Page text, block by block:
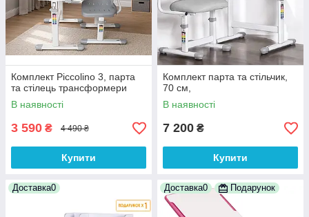
Комплект Piccolino 3, парта
та стілець трансформери
В наявності
3 590 ₴ 4 490 ₴
Купити
Комплект парта та стільчик,
70 см,
В наявності
7 200 ₴
Купити
Доставка0 Доставка0 Подарунок